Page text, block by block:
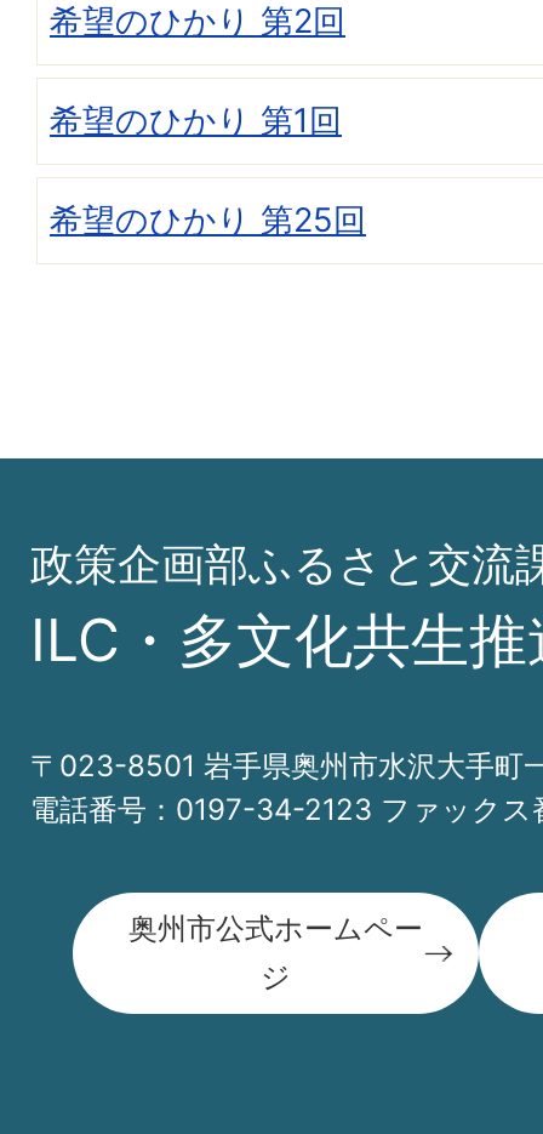
希望のひかり 第2回
希望のひかり 第1回
希望のひかり 第25回
政策企画部ふるさと交流
ILC・多文化共生
〒023-8501 岩手県奥州市水沢大手町
電話番号：0197-34-2123 ファック
奥州市公式ホームペー
ジ